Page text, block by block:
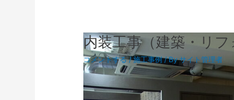
内装工事（建築・リ
コメントする /施工事例/ Byサイト管理者